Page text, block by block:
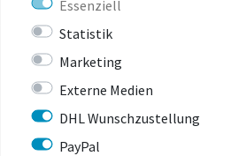
ANGESEHEN
Essenziell
Statistik
Marketing
Externe Medien
DHL Wunschzustellung
PayPal